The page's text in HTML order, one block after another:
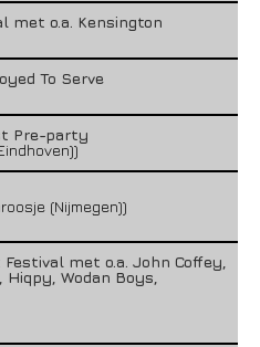
met o.a. Kensington
To Serve
Pre-party
(Nijmegen))
met o.a. John Coffey,
Wodan Boys,